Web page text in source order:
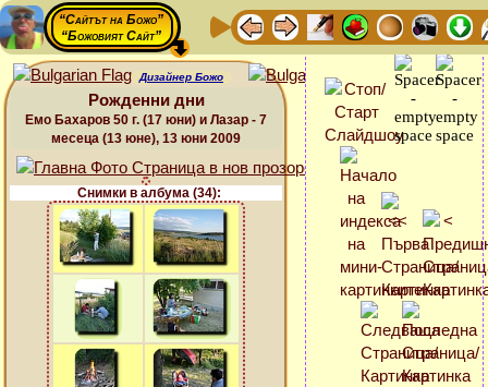
“Сайтът на Божо”
“Божовият Сайт”
Дизайнер Божо
Рожденни дни
Емо Бахаров 50 г. (17 юни) и Лазар - 7
месеца (13 юне), 13 юни 2009
Снимки в албума (34):